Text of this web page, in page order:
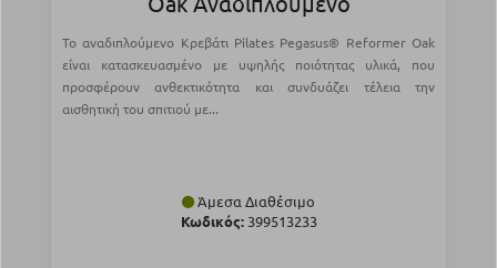
Το αναδιπλούμενο Κρεβάτι Pilates Pegasus® Reformer Oak
είναι κατασκευασμένο με υψηλής ποιότητας υλικά, που
προσφέρουν ανθεκτικότητα και συνδυάζει τέλεια την
αισθητική του σπιτιού με...
Άμεσα Διαθέσιμο
Κωδικός:399513233